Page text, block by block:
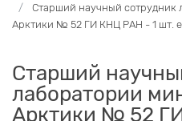
Старший научный сотрудник
Арктики № 52 ГИ КНЦ РАН - 1 шт.
Старший
лаборатории
Арктики № 52